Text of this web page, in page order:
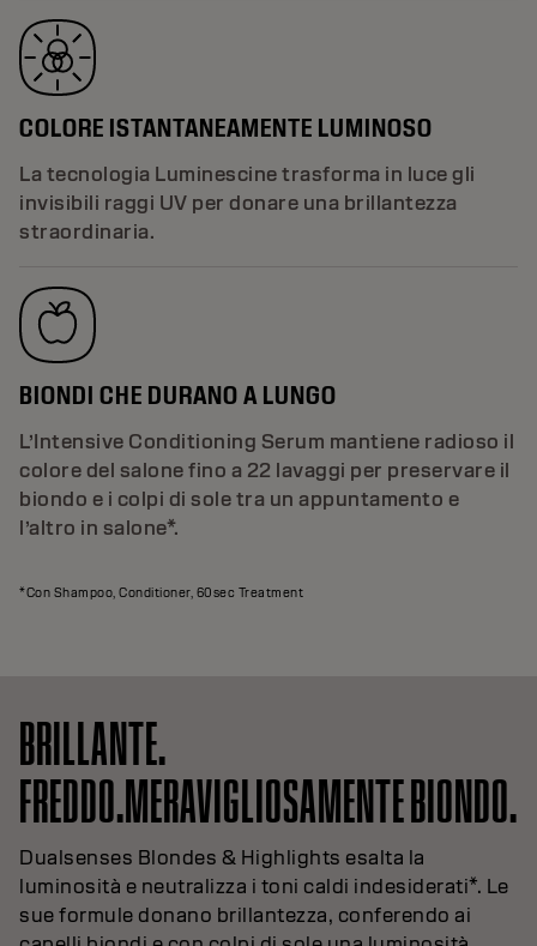
COLORE ISTANTANEAMENTE LUMINOSO
La tecnologia Luminescine trasforma in luce gli
invisibili raggi UV per donare una brillantezza
straordinaria.
BIONDI CHE DURANO A LUNGO
L’Intensive Conditioning Serum mantiene radioso il
colore del salone fino a 22 lavaggi per preservare il
biondo e i colpi di sole tra un appuntamento e
l’altro in salone*.
*Con Shampoo, Conditioner, 60sec Treatment
BRILLANTE.
FREDDO.MERAVIGLIOSAMENTE BIONDO.
Dualsenses Blondes & Highlights esalta la
luminosità e neutralizza i toni caldi indesiderati*. Le
sue formule donano brillantezza, conferendo ai